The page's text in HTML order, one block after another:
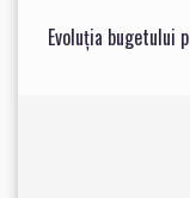
Evoluția bugetului